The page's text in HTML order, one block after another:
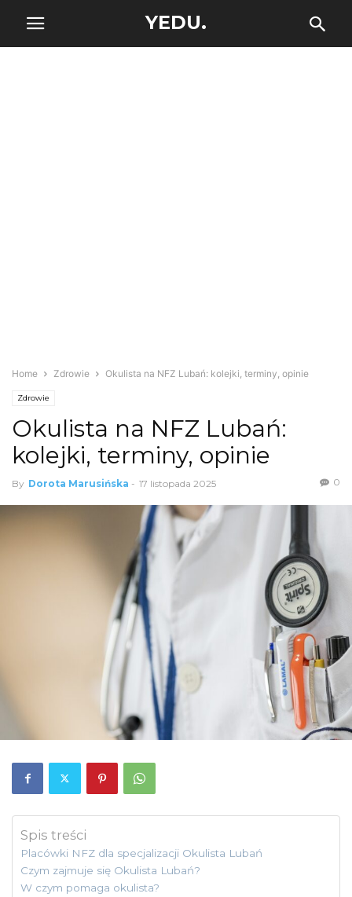
YEDU.
Home Zdrowie Okulista na NFZ Lubań: kolejki, terminy, opinie
Zdrowie
Okulista na NFZ Lubań:
kolejki, terminy, opinie
By Dorota Marusińska - 17 listopada 2025 0
Spis treści
Placówki NFZ dla specjalizacji Okulista Lubań
Czym zajmuje się Okulista Lubań?
W czym pomaga okulista?